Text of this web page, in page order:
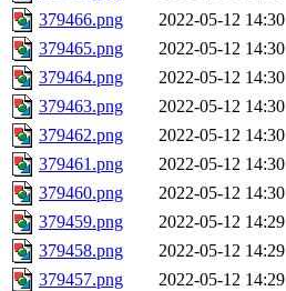
379466.png
2022-05-12 14:30
379465.png
2022-05-12 14:30
379464.png
2022-05-12 14:30
379463.png
2022-05-12 14:30
379462.png
2022-05-12 14:30
379461.png
2022-05-12 14:30
379460.png
2022-05-12 14:30
379459.png
2022-05-12 14:29
379458.png
2022-05-12 14:29
379457.png
2022-05-12 14:29